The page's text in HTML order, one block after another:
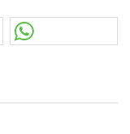
auch mal
in der Folge